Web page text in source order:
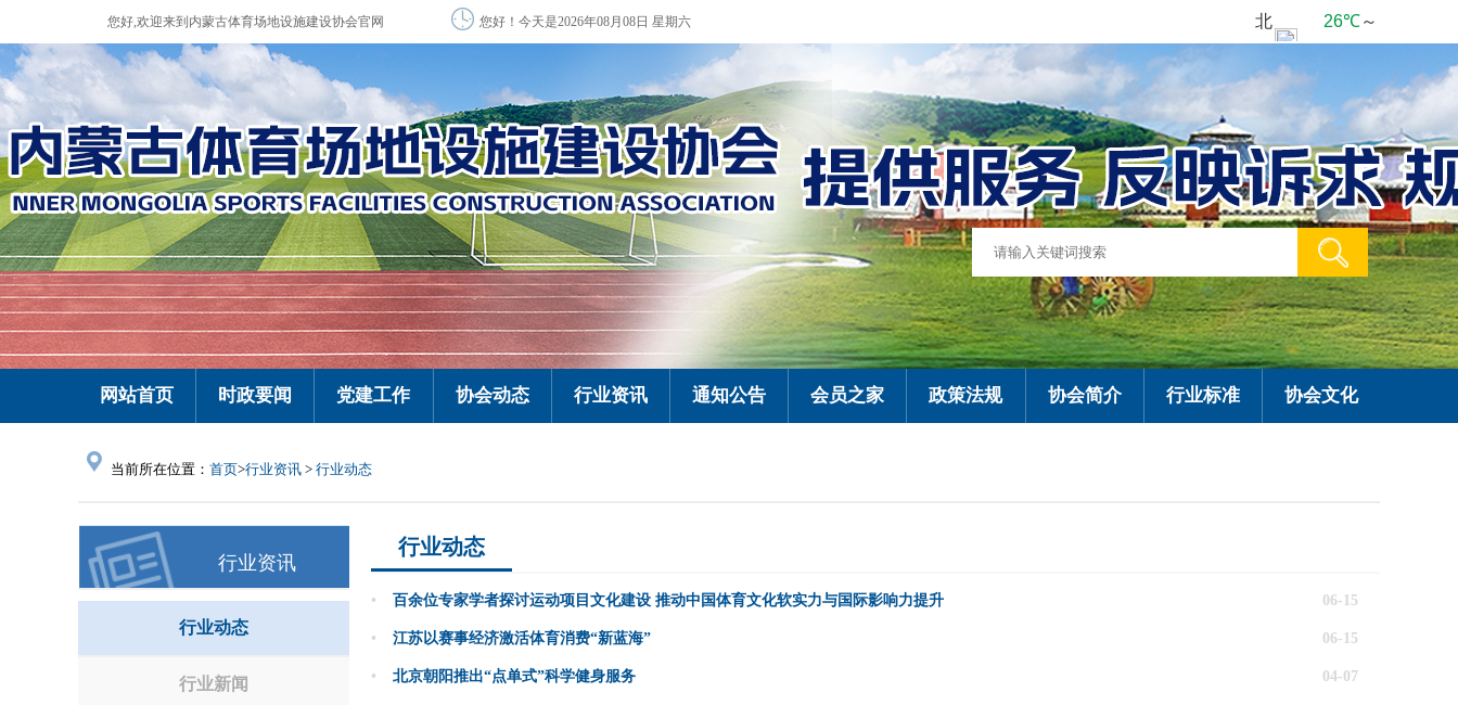
您好,欢迎来到内蒙古体育场地设施建设协会官网 您好！今天是2026年08月08日 星期六
网站首页 时政要闻 党建工作 协会动态 行业资讯 通知公告 会员之家 政策法规 协会简介 行业标准 协会文化
当前所在位置： 首页>行业资讯 > 行业动态
行业资讯
行业动态
行业新闻
行业动态
• 百余位专家学者探讨运动项目文化建设 推动中国体育文化软实力与国际影响力提升 06-15
• 江苏以赛事经济激活体育消费“新蓝海” 06-15
• 北京朝阳推出“点单式”科学健身服务 04-07